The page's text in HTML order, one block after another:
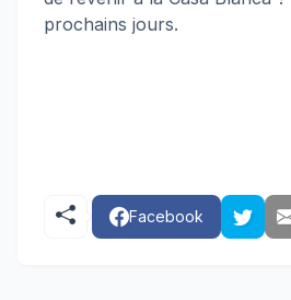
prochains jours.
Facebook